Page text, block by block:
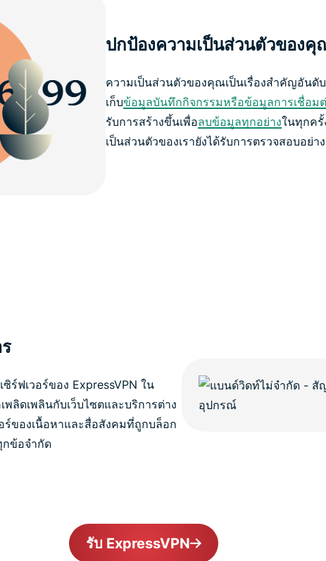
ปกป้องความเป็นส่วนตัวของคุ
ความเป็นส่วนตัวของคุณเป็นเรื่องสำคัญอันดั
เก็บข้อมูลบันทึกกิจกรรมหรือข้อมูลการเชื่อม
รับการสร้างขึ้นเพื่อลบข้อมูลทุกอย่างในทุกครั้
เป็นส่วนตัวของเรายังได้รับการตรวจสอบอย่า
ร์ฟเวอร์ของ ExpressVPN ใน
พลิดเพลินกับเว็บไซตและบริการต่าง
ร์ของเนื้อหาและสื่อสังคมที่ถูกบล็อก
กข้อจำกัด
รับ ExpressVPN